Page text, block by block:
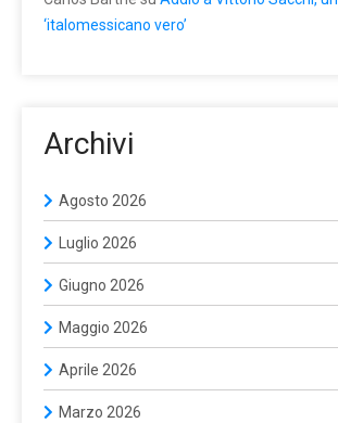
‘italomessicano vero’
Archivi
Agosto 2026
Luglio 2026
Giugno 2026
Maggio 2026
Aprile 2026
Marzo 2026